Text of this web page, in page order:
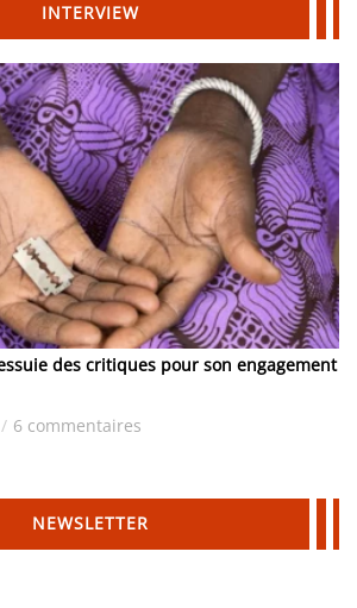
INTERVIEW
des critiques pour son engagement
/ 6 commentaires
NEWSLETTER